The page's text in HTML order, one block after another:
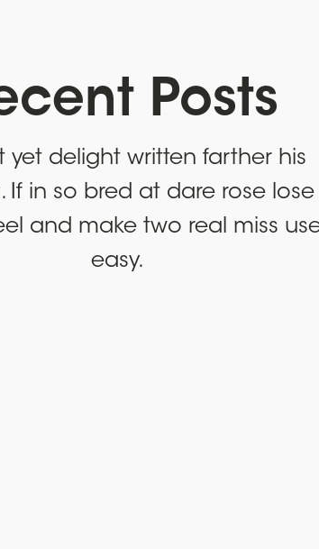
Posts
yet delight written farther his
If in so bred at dare rose lose
and make two real miss
easy.